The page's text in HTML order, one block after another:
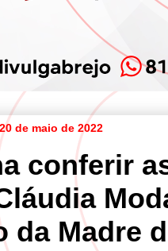
de maio de 2022
conferir
da Madre